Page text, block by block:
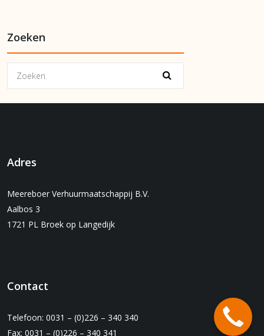
Zoeken
Adres
Meereboer Verhuurmaatschappij B.V.
Aalbos 3
1721 PL Broek op Langedijk
Contact
Telefoon: 0031 – (0)226 – 340 340
Fax: 0031 – (0)226 – 340 341